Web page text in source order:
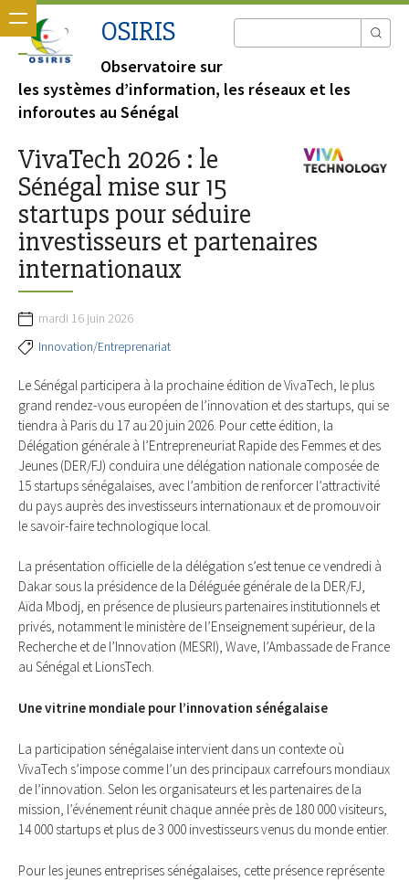
OSIRIS
Observatoire sur
les systèmes d’information, les réseaux et les
inforoutes au Sénégal
VivaTech 2026 : le
Sénégal mise sur 15
startups pour séduire
investisseurs et partenaires
internationaux
mardi 16 juin 2026
Innovation/Entreprenariat
Le Sénégal participera à la prochaine édition de VivaTech, le plus
grand rendez-vous européen de l’innovation et des startups, qui se
tiendra à Paris du 17 au 20 juin 2026. Pour cette édition, la
Délégation générale à l’Entrepreneuriat Rapide des Femmes et des
Jeunes (DER/FJ) conduira une délégation nationale composée de
15 startups sénégalaises, avec l’ambition de renforcer l’attractivité
du pays auprès des investisseurs internationaux et de promouvoir
le savoir-faire technologique local.
La présentation officielle de la délégation s’est tenue ce vendredi à
Dakar sous la présidence de la Déléguée générale de la DER/FJ,
Aïda Mbodj, en présence de plusieurs partenaires institutionnels et
privés, notamment le ministère de l’Enseignement supérieur, de la
Recherche et de l’Innovation (MESRI), Wave, l’Ambassade de France
au Sénégal et LionsTech.
Une vitrine mondiale pour l’innovation sénégalaise
La participation sénégalaise intervient dans un contexte où
VivaTech s’impose comme l’un des principaux carrefours mondiaux
de l’innovation. Selon les organisateurs et les partenaires de la
mission, l’événement réunit chaque année près de 180 000 visiteurs,
14 000 startups et plus de 3 000 investisseurs venus du monde entier.
Pour les jeunes entreprises sénégalaises, cette présence représente